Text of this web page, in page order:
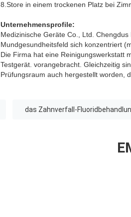
8.Store in einem trockenen Platz bei
Unternehmensprofile:
Medizinische Geräte Co., Ltd.
Mundgesundheitsfeld sich konzentriert
Die Firma hat eine Reinigungswerkstatt
Testgerät. vorangebracht. Gleichzeitig
Prüfungsraum auch hergestellt worden,
das Zahnverfall-